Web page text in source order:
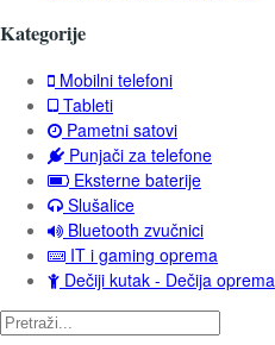
Kategorije
Mobilni telefoni
Tableti
Pametni satovi
Punjači za telefone
Eksterne baterije
Slušalice
Bluetooth zvučnici
IT i gaming oprema
Dečiji kutak - Dečija oprema